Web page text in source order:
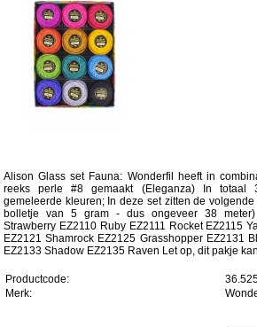
Alison Glass set Fauna: Wonderfil heeft in
reeks perle #8 gemaakt (Eleganza) In
gemeleerde kleuren; In deze set zitten de
bolletje van 5 gram - dus ongeveer 38
Strawberry EZ2110 Ruby EZ2111 Rocket EZ2115
EZ2121 Shamrock EZ2125 Grasshopper EZ2131
EZ2133 Shadow EZ2135 Raven Let op, dit pakje
Productcode:
Merk: